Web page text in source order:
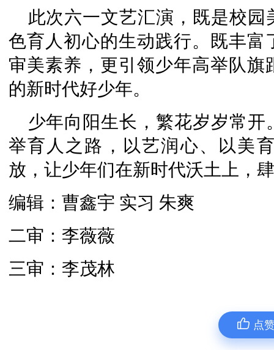
此次六一文艺汇演，既是校
色育人初心的生动践行。既丰
审美素养，更引领少年高举队
的新时代好少年。
少年向阳生长，繁花岁岁常
举育人之路，以艺润心、以美
放，让少年们在新时代沃土上，
编辑：曹鑫宇 实习 朱爽
二审：李薇薇
三审：李茂林
点